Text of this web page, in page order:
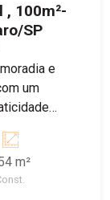
100m²-
SP
e
um
e
e
m²